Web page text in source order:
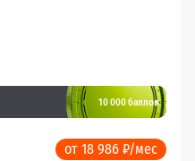
10 000 баллов
от 18 986 ₽/мес